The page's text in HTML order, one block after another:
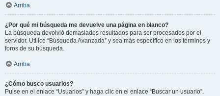
Arriba
¿Por qué mi búsqueda me devuelve una página en blanco?
La búsqueda devolvió demasiados resultados para ser procesados por el
servidor. Utilice “Búsqueda Avanzada” y sea más específico en los términos y
foros de su búsqueda.
Arriba
¿Cómo busco usuarios?
Pulse en el enlace “Usuarios” y haga clic en el enlace “Buscar un usuario”.